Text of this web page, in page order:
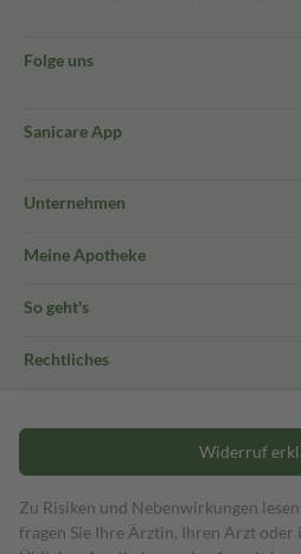
Folge uns
Sanicare App
Unternehmen
Meine Apotheke
So geht's
Rechtliches
Widerruf
Zu Risiken und Nebenwirkungen
fragen Sie Ihre Ärztin, Ihren Arzt oder